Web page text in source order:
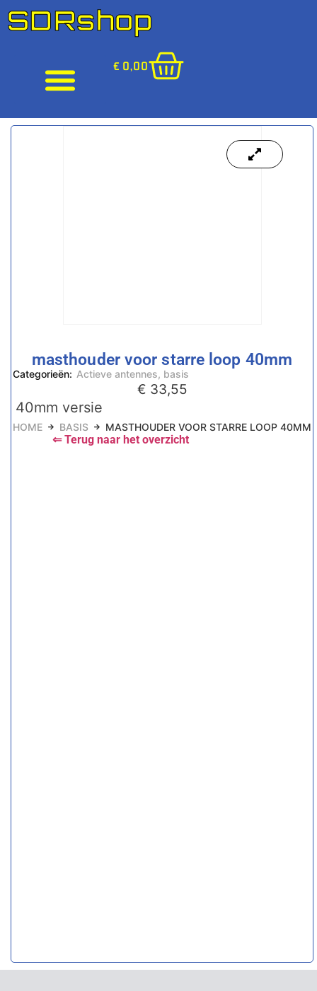
SDRshop
€ 0,00
masthouder voor starre loop 40mm
Categorieën: Actieve antennes, basis
€ 33,55
40mm versie
HOME BASIS MASTHOUDER VOOR STARRE LOOP 40MM
⇐ Terug naar het overzicht